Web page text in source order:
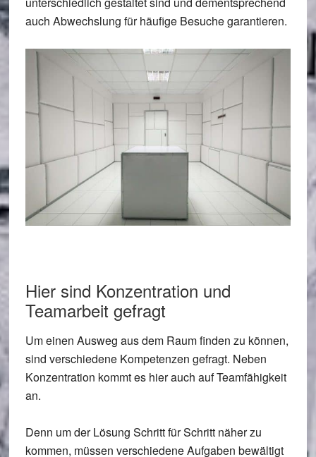
auch Abwechslung für häufige Besuche garantieren.
Hier sind Konzentration und
Teamarbeit gefragt
Um einen Ausweg aus dem Raum finden zu können,
sind verschiedene Kompetenzen gefragt. Neben
Konzentration kommt es hier auch auf Teamfähigkeit
an.
Denn um der Lösung Schritt für Schritt näher zu
kommen, müssen verschiedene Aufgaben bewältigt